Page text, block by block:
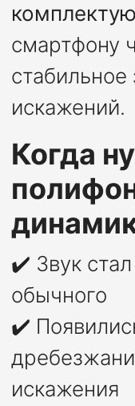
смартфону
стабильное
искажений.
Когда
✔️ Звук
обычного
✔️
искажения